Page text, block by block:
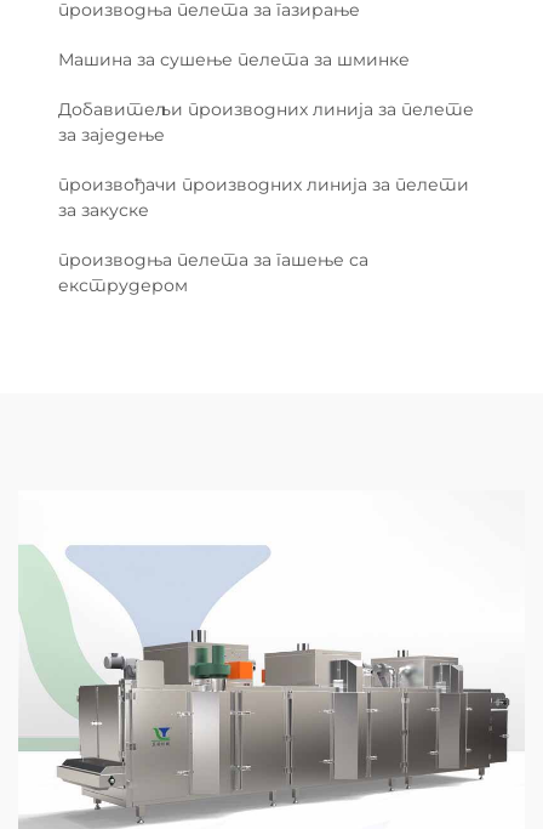
производња пелета за газирање
Машина за сушење пелета за шминке
Добавитељи производних линија за пелете
за заједење
произвођачи производних линија за пелети
за закуске
производња пелета за гашење са
екструдером